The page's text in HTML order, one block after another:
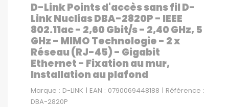
D-Link Points d'accès sans fil D-
Link Nuclias DBA-2820P - IEEE
802.11ac - 2,60 Gbit/s - 2,40 GHz, 5
GHz - MIMO Technologie - 2 x
Réseau (RJ-45) - Gigabit
Ethernet - Fixation au mur,
Installation au plafond
Marque : D-LINK | EAN : 0790069448188 | Référence :
DBA-2820P